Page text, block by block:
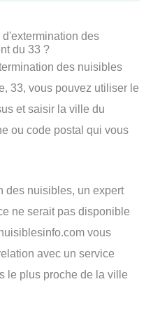
des
du 33 ?
des nuisibles
33, vous pouvez utiliser le
et saisir la ville du
ou code postal qui vous
des nuisibles, un expert
ne serait pas disponible
vous
avec un service
le plus proche de la ville